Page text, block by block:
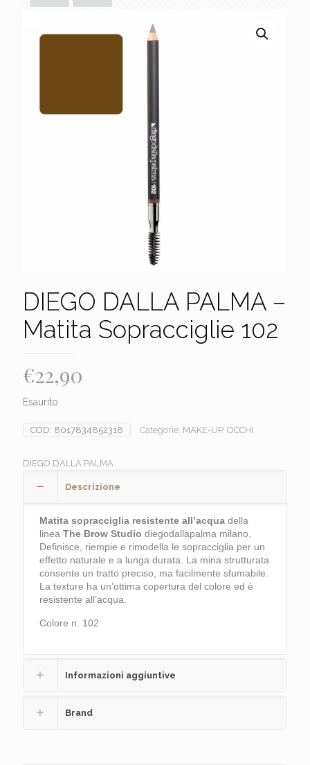
DIEGO DALLA PALMA –
Matita Sopracciglie 102
€22,90
Esaurito
COD: 8017834852318 Categorie: MAKE-UP, OCCHI
DIEGO DALLA PALMA
Descrizione
Matita sopracciglia resistente all’acqua della
linea The Brow Studio diegodallapalma milano.
Definisce, riempie e rimodella le sopracciglia per un
effetto naturale e a lunga durata. La mina strutturata
consente un tratto preciso, ma facilmente sfumabile.
La texture ha un’ottima copertura del colore ed è
resistente all’acqua.
Colore n. 102
Informazioni aggiuntive
Brand